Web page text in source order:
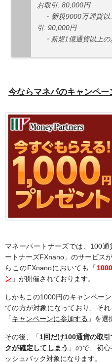
お取引: 80,000円
・新規9000万通貨以
引: 90,000円
・新規1億通貨以上の
今ならマネパのキャンペー
マネーパートナーズでは、100
ートナーズFXnano」のサービス
らこのFXnanoにおいても「
ン 」が開催されております。
しかもこの1000円のキャンペー
ての方が対象になっており、そ
「キャンペーンに参加する 」を選
その後、「1回だけ100通貨の取
クが確定してしまう 」ので、初
ッシュバック対象になります。